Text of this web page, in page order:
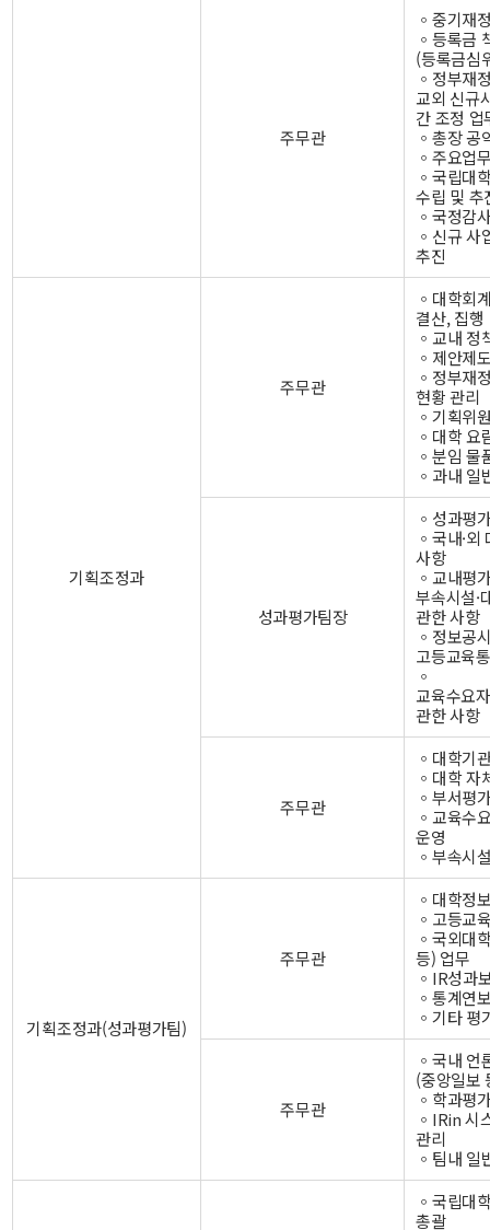
주무관
◦중기재
◦등록금
(등록금심
◦정부재
교외 신규
간 조정 업
◦총장 공
◦주요업
◦국립대
수립 및 추
◦국정감
◦신규 사
추진
기획조정과
주무관
◦대학회
결산, 집행
◦교내 정
◦제안제
◦정부재
현황 관리
◦기획위
◦대학 요
◦분임 물
◦과내 일
성과평가팀장
◦성과평
◦국내·외
사항
◦교내평
부속시설·
관한 사항
◦정보공
고등교육
◦
교육수요
관한 사항
주무관
◦대학기
◦대학 자
◦부서평
◦교육수
운영
◦부속시
기획조정과(성과평가팀)
주무관
◦대학정
◦고등교
◦국외대
등) 업무
◦IR성과
◦통계연
◦기타 평
주무관
◦국내 언
(중앙일보
◦학과평
◦IRin 시
관리
◦팀내 일
◦국립대
총괄